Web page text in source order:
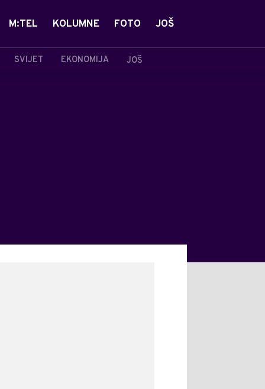
SVIJET EKONOMIJA JOŠ
M:TEL KOLUMNE FOTO JOŠ